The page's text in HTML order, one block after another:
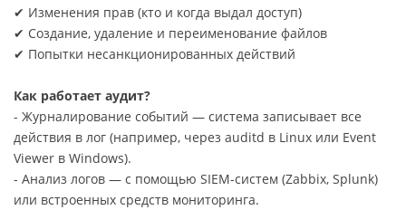
✔ Изменения прав (кто и когда выдал доступ)
✔ Создание, удаление и переименование файлов
✔ Попытки несанкционированных действий
Как работает аудит?
- Журналирование событий — система записывает все
действия в лог (например, через auditd в Linux или Event
Viewer в Windows).
- Анализ логов — с помощью SIEM-систем (Zabbix, Splunk)
или встроенных средств мониторинга.